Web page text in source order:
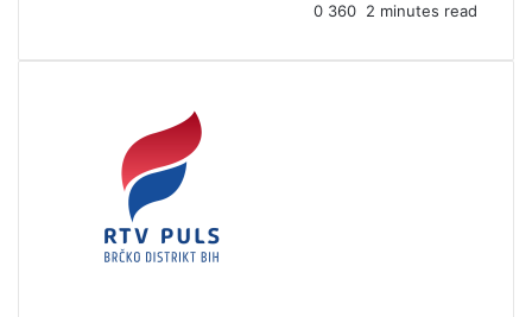
m
i
0 360 2 minutes read